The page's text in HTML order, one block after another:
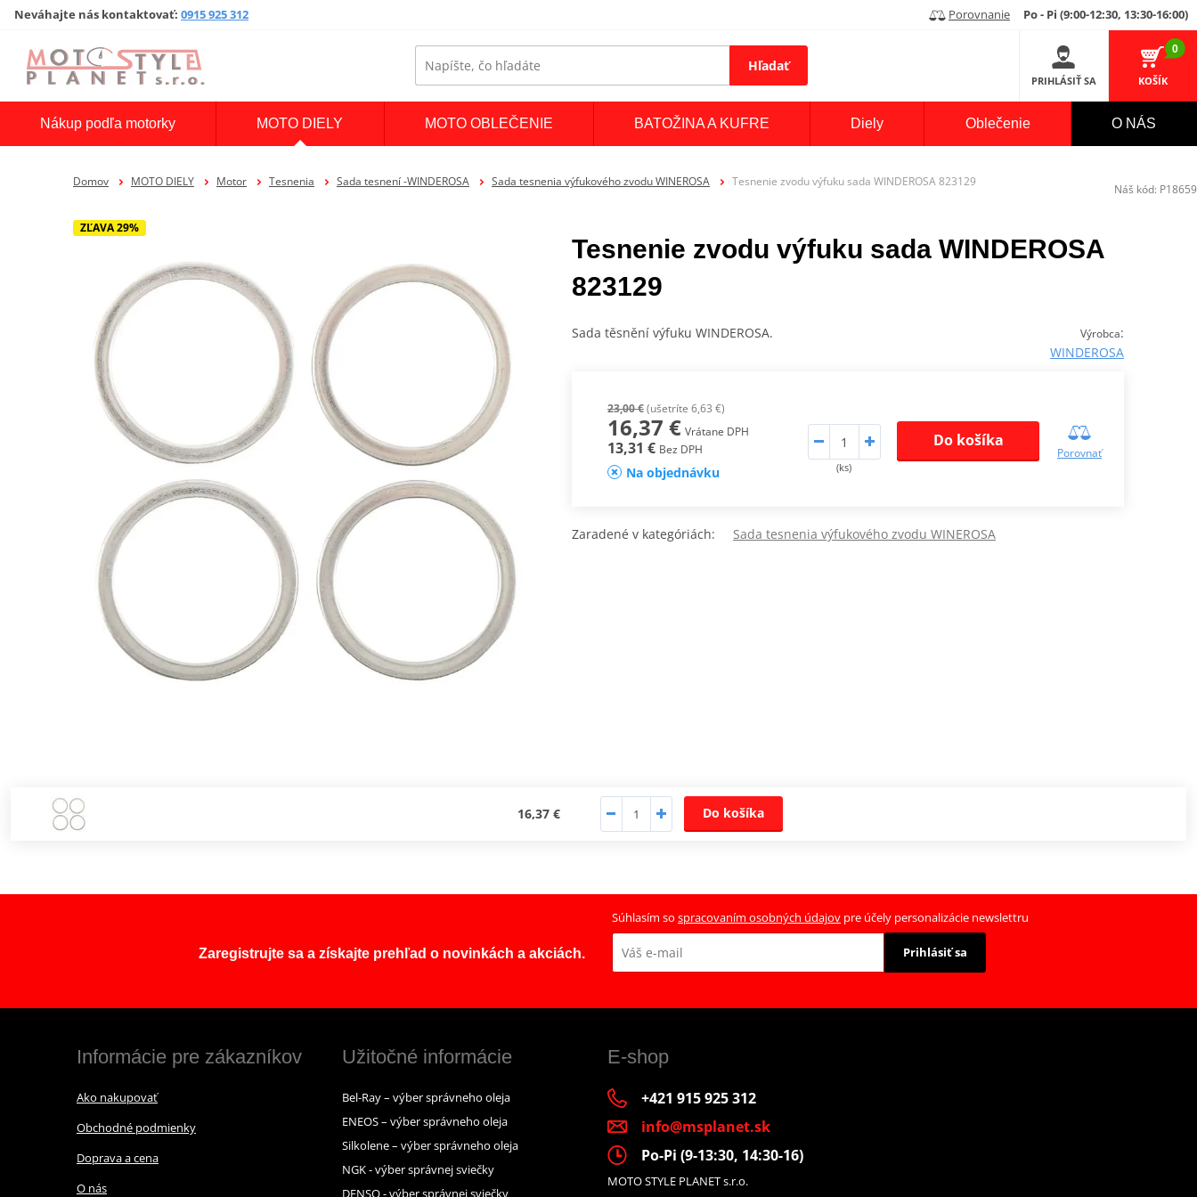
Neváhajte nás kontaktovať: 0915 925 312 Porovnanie Po - Pi (9:00-12:30, 13:30-16:00)
Hľadať
PRIHLÁSIŤ SA
0
KOŠÍK
Nákup podľa motorky MOTO DIELY MOTO OBLEČENIE BATOŽINA A KUFRE Diely Oblečenie O NÁS
Domov MOTO DIELY Motor Tesnenia Sada tesnení -WINDEROSA Sada tesnenia výfukového zvodu WINEROSA Tesnenie zvodu výfuku sada WINDEROSA 823129
ZĽAVA 29%
Tesnenie zvodu výfuku sada WINDEROSA
823129
Výrobca:
WINDEROSA
Sada těsnění výfuku WINDEROSA.
23,00 €(ušetríte 6,63 €)
16,37 € Vrátane DPH
13,31 € Bez DPH
Na objednávku (ks)
Do košíka
Porovnať
Zaradené v kategóriách: Sada tesnenia výfukového zvodu WINEROSA
16,37 € Do košíka
Náš kód: P18659
Zaregistrujte sa a získajte prehľad o novinkách a akciách.
Súhlasím so spracovaním osobných údajov pre účely personalizácie newslettru
Prihlásiť sa
Informácie pre zákazníkov
Ako nakupovať
Obchodné podmienky
Doprava a cena
O nás
Užitočné informácie
Bel-Ray – výber správneho oleja
ENEOS – výber správneho oleja
Silkolene – výber správneho oleja
NGK - výber správnej sviečky
DENSO - výber správnej sviečky
E-shop
+421 915 925 312
info@msplanet.sk
Po-Pi (9-13:30, 14:30-16)
MOTO STYLE PLANET s.r.o.